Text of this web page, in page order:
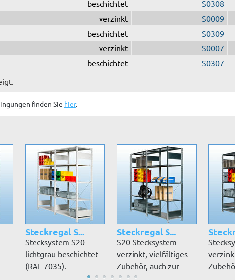
beschichtet S0308
verzinkt S0009
beschichtet S0309
verzinkt S0007
beschichtet S0307
finden Sie hier.
Steckregal S...
Stecksystem S20
lichtgrau beschichtet
(RAL 7035).
Vielfältiges Zube...
Steckregal S...
S20-Stecksystem
verzinkt, vielfältiges
Zubehör, auch zur
nachträgli...